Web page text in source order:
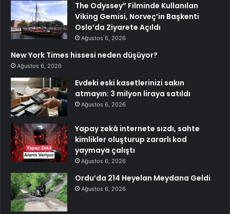
The Odyssey” Filminde Kullanılan
Viking Gemisi, Norveç’in Başkenti
Oslo’da Ziyarete Açıldı
Ağustos 6, 2026
New York Times hissesi neden düşüyor?
Ağustos 6, 2026
Evdeki eski kasetlerinizi sakın
atmayın: 3 milyon liraya satıldı
Ağustos 6, 2026
Yapay zekâ internete sızdı, sahte
kimlikler oluşturup zararlı kod
yaymaya çalıştı
Ağustos 6, 2026
Ordu’da 214 Heyelan Meydana Geldi
Ağustos 6, 2026